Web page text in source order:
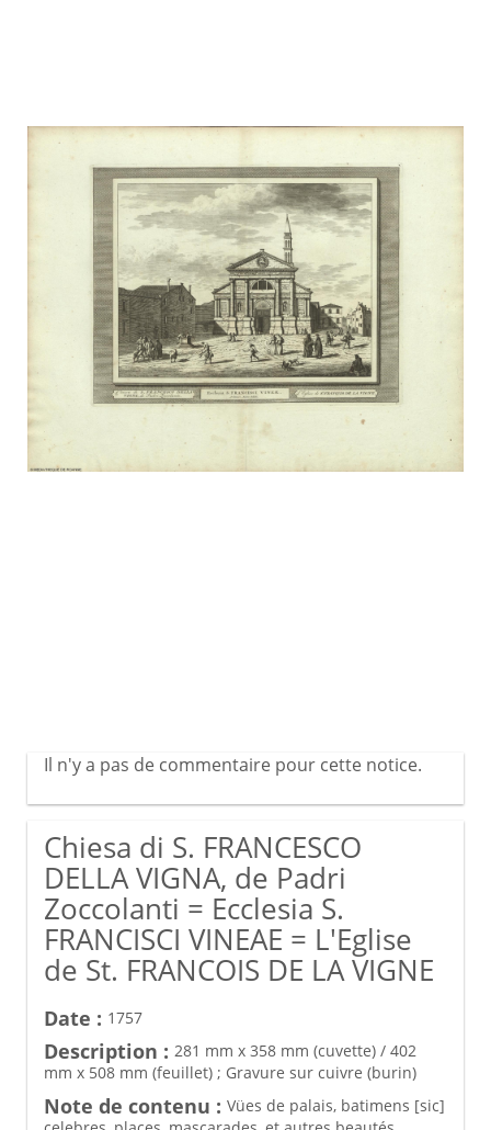
Il n'y a pas de commentaire pour cette notice.
Chiesa di S. FRANCESCO
DELLA VIGNA, de Padri
Zoccolanti = Ecclesia S.
FRANCISCI VINEAE = L'Eglise
de St. FRANCOIS DE LA VIGNE
Date : 1757
Description : 281 mm x 358 mm (cuvette) / 402
mm x 508 mm (feuillet) ; Gravure sur cuivre (burin)
Note de contenu : Vües de palais, batimens [sic]